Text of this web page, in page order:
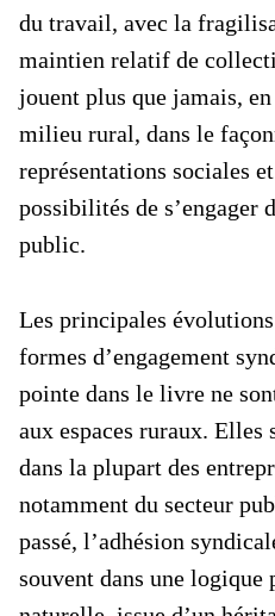
du travail, avec la
maintien relatif de
jouent plus que jamais,
milieu rural, dans le
représentations sociales
possibilités de s’engager
public.
Les principales évolutions
formes d’engagement
pointe dans le livre ne
aux espaces ruraux. Elles
dans la plupart des
notamment du secteur
passé, l’adhésion
souvent dans une logique